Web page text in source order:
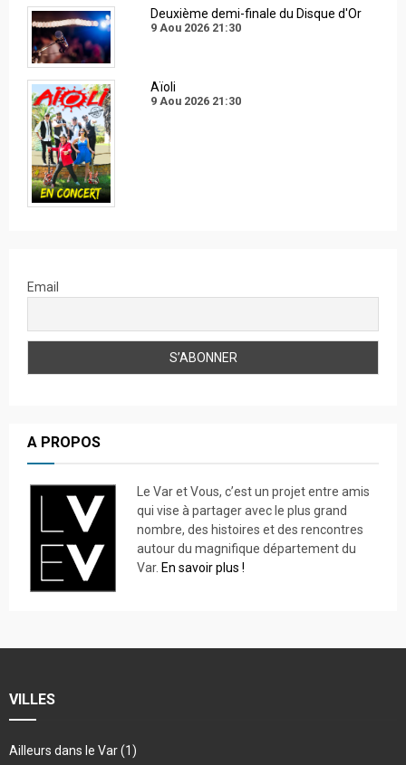
Deuxième demi-finale du Disque d'Or
9 Aou 2026 21:30
Aïoli
9 Aou 2026 21:30
Email
A PROPOS
Le Var et Vous, c’est un projet entre amis
qui vise à partager avec le plus grand
nombre, des histoires et des rencontres
autour du magnifique département du
Var. En savoir plus !
VILLES
Ailleurs dans le Var(1)